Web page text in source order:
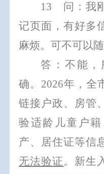
13
问：我
记页面，有好多
麻烦。可不可以
答：不能，
确。 2026年，全
链接户政、房管
验适龄儿童户
产、居住证等信
无法验证。 新生